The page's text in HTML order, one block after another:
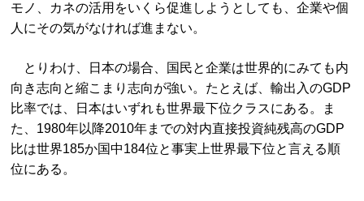
モノ、カネの活用をいくら促進しようとしても、企業や個
人にその気がなければ進まない。
とりわけ、日本の場合、国民と企業は世界的にみても内
向き志向と縮こまり志向が強い。たとえば、輸出入のGDP
比率では、日本はいずれも世界最下位クラスにある。ま
た、1980年以降2010年までの対内直接投資純残高のGDP
比は世界185か国中184位と事実上世界最下位と言える順
位にある。